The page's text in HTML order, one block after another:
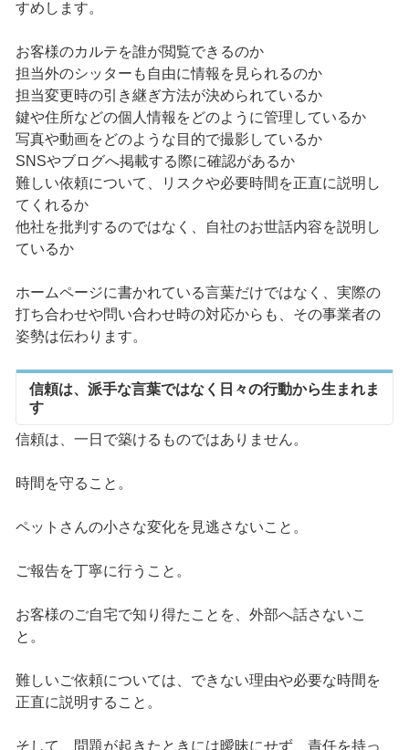
すめします。
お客様のカルテを誰が閲覧できるのか
担当外のシッターも自由に情報を見られるのか
担当変更時の引き継ぎ方法が決められているか
鍵や住所などの個人情報をどのように管理しているか
写真や動画をどのような目的で撮影しているか
SNSやブログへ掲載する際に確認があるか
難しい依頼について、リスクや必要時間を正直に説明し
てくれるか
他社を批判するのではなく、自社のお世話内容を説明し
ているか
ホームページに書かれている言葉だけではなく、実際の
打ち合わせや問い合わせ時の対応からも、その事業者の
姿勢は伝わります。
信頼は、派手な言葉ではなく日々の行動から生まれま
す
信頼は、一日で築けるものではありません。
時間を守ること。
ペットさんの小さな変化を見逃さないこと。
ご報告を丁寧に行うこと。
お客様のご自宅で知り得たことを、外部へ話さないこ
と。
難しいご依頼については、できない理由や必要な時間を
正直に説明すること。
そして、問題が起きたときには曖昧にせず、責任を持っ